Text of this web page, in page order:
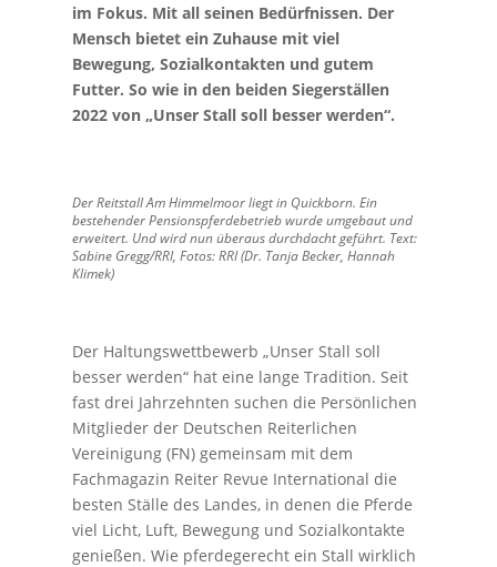
im Fokus. Mit all seinen Bedürfnissen. Der
Mensch bietet ein Zuhause mit viel
Bewegung, Sozialkontakten und gutem
Futter. So wie in den beiden Siegerställen
2022 von „Unser Stall soll besser werden“.
Der Reitstall Am Himmelmoor liegt in Quickborn. Ein
bestehender Pensionspferdebetrieb wurde umgebaut und
erweitert. Und wird nun überaus durchdacht geführt. Text:
Sabine Gregg/RRI, Fotos: RRI (Dr. Tanja Becker, Hannah
Klimek)
Der Haltungswettbewerb „Unser Stall soll
besser werden“ hat eine lange Tradition. Seit
fast drei Jahrzehnten suchen die Persönlichen
Mitglieder der Deutschen Reiterlichen
Vereinigung (FN) gemeinsam mit dem
Fachmagazin Reiter Revue International die
besten Ställe des Landes, in denen die Pferde
viel Licht, Luft, Bewegung und Sozialkontakte
genießen. Wie pferdegerecht ein Stall wirklich